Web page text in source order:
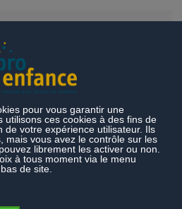
- Bourse d'étude CAS Public Affairs &
d'étude CAS